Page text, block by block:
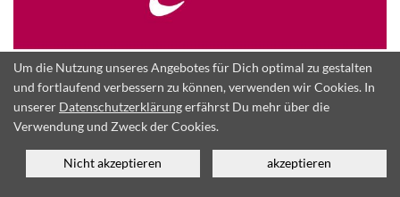
© CC-BY-SA
FrauenWEGE – Erna de Vries
Mühlenstraße 18-22,
Lathen
Um die Nutzung unseres Angebotes für Dich optimal zu gestalten
und fortlaufend verbessern zu können, verwenden wir Cookies. In
unserer Datenschutzerklärungerfährst Du mehr über die
Verwendung und Zweck der Cookies.
Nicht akzeptieren akzeptieren